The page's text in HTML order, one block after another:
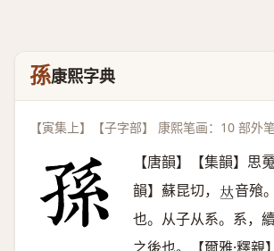
孫康熙字典
【寅集上】【子字部】 康熙笔画：10 部外
【唐韻】【集韻】思
韻】蘇昆切， 𠀤音飱
也。从子从系。系，